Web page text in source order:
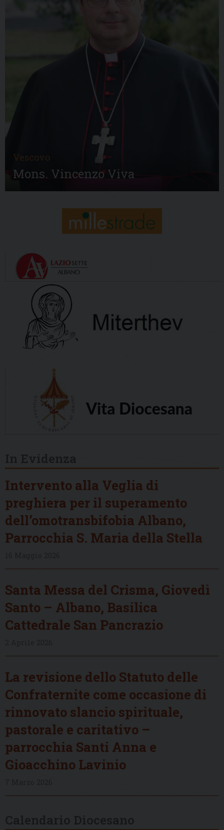
Vescovo
Mons. Vincenzo Viva
Intervento alla Veglia di
preghiera per il superamento
dell’omotransbifobia Albano,
Parrocchia S. Maria della Stella
Santa Messa del Crisma, Giovedì
Santo – Albano, Basilica
Cattedrale San Pancrazio
La revisione dello Statuto delle
Confraternite come occasione di
rinnovato slancio spirituale,
pastorale e caritativo –
parrocchia Santi Anna e
Gioacchino Lavinio